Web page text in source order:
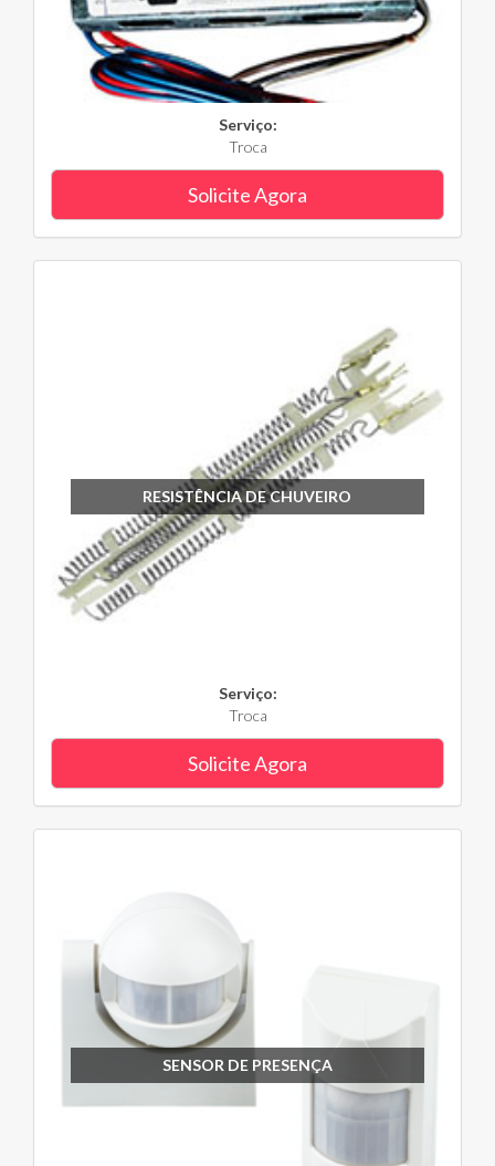
Serviço:
Troca
Solicite Agora
RESISTÊNCIA DE CHUVEIRO
Serviço:
Troca
Solicite Agora
SENSOR DE PRESENÇA